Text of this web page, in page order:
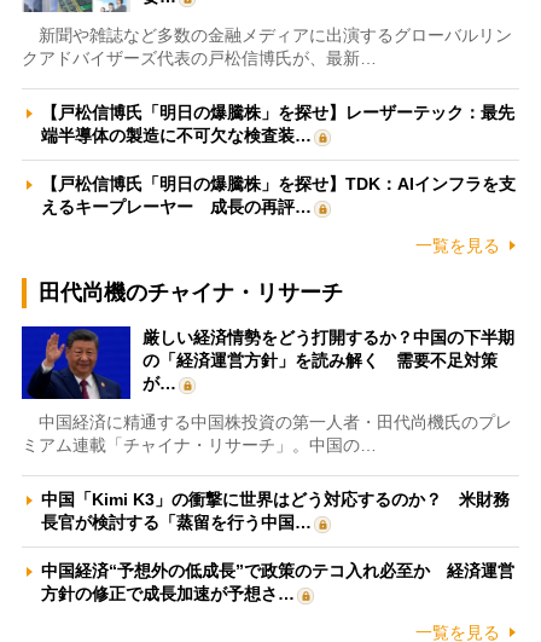
新聞や雑誌など多数の金融メディアに出演するグローバルリン
クアドバイザーズ代表の戸松信博氏が、最新…
【戸松信博氏「明日の爆騰株」を探せ】レーザーテック：最先
端半導体の製造に不可欠な検査装…
【戸松信博氏「明日の爆騰株」を探せ】TDK：AIインフラを支
えるキープレーヤー 成長の再評…
一覧を見る
田代尚機のチャイナ・リサーチ
厳しい経済情勢をどう打開するか？中国の下半期
の「経済運営方針」を読み解く 需要不足対策
が…
中国経済に精通する中国株投資の第一人者・田代尚機氏のプレ
ミアム連載「チャイナ・リサーチ」。中国の…
中国「Kimi K3」の衝撃に世界はどう対応するのか？ 米財務
長官が検討する「蒸留を行う中国…
中国経済“予想外の低成長”で政策のテコ入れ必至か 経済運営
方針の修正で成長加速が予想さ…
一覧を見る